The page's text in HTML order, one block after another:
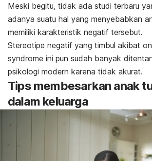
Meski begitu, tidak ada studi terbaru
adanya suatu hal yang menyebabkan
memiliki karakteristik negatif tersebut.
Stereotipe negatif yang timbul akibat
syndrome ini pun sudah banyak
psikologi modern karena tidak akurat.
Tips membesarkan anak
dalam keluarga